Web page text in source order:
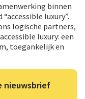
binnen
luxury”.
logische partners,
luxury: een
toegankelijk en
nieuwsbrief